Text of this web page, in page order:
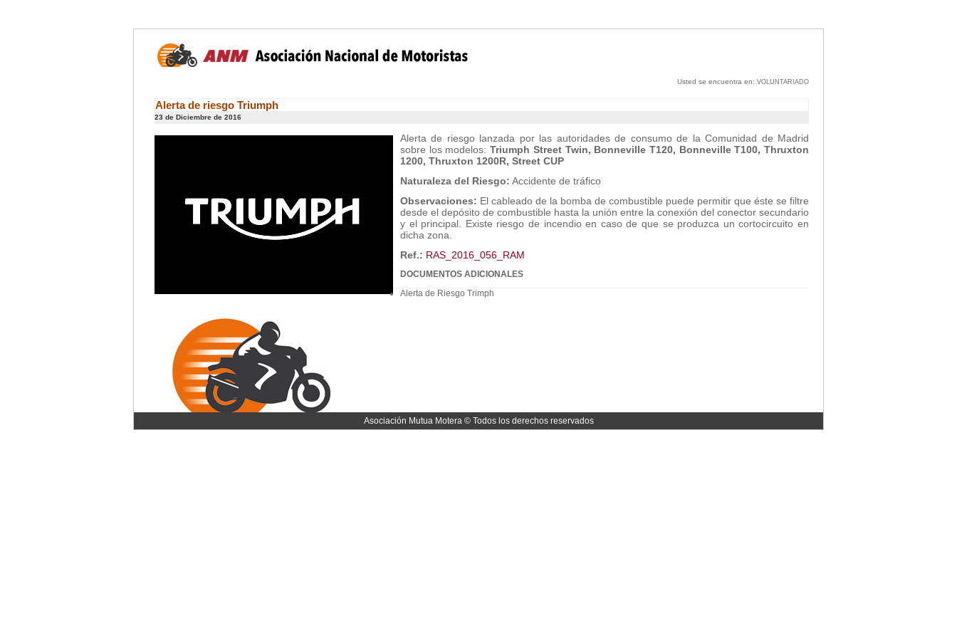
Usted se encuentra en: VOLUNTARIADO
Alerta de riesgo Triumph
23 de Diciembre de 2016
Alerta de riesgo lanzada por las autoridades de consumo de la Comunidad de Madrid
sobre los modelos:Triumph Street Twin, Bonneville T120, Bonneville T100, Thruxton
1200, Thruxton 1200R, Street CUP
Naturaleza del Riesgo: Accidente de tráfico
Observaciones: El cableado de la bomba de combustible puede permitir que éste se filtre
desde el depósito de combustible hasta la unión entre la conexión del conector secundario
y el principal. Existe riesgo de incendio en caso de que se produzca un cortocircuito en
dicha zona.
Ref.: RAS_2016_056_RAM
DOCUMENTOS ADICIONALES
Alerta de Riesgo Trimph
Asociación Mutua Motera © Todos los derechos reservados